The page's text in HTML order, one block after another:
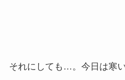
それにしても…。今日は寒い